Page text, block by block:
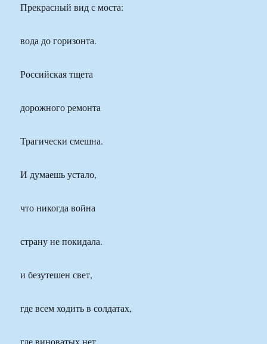
Прекрасный вид с моста:
вода до горизонта.
Российская тщета
дорожного ремонта
Трагически смешна.
И думаешь устало,
что никогда война
страну не покидала.
и безутешен свет,
где всем ходить в солдатах,